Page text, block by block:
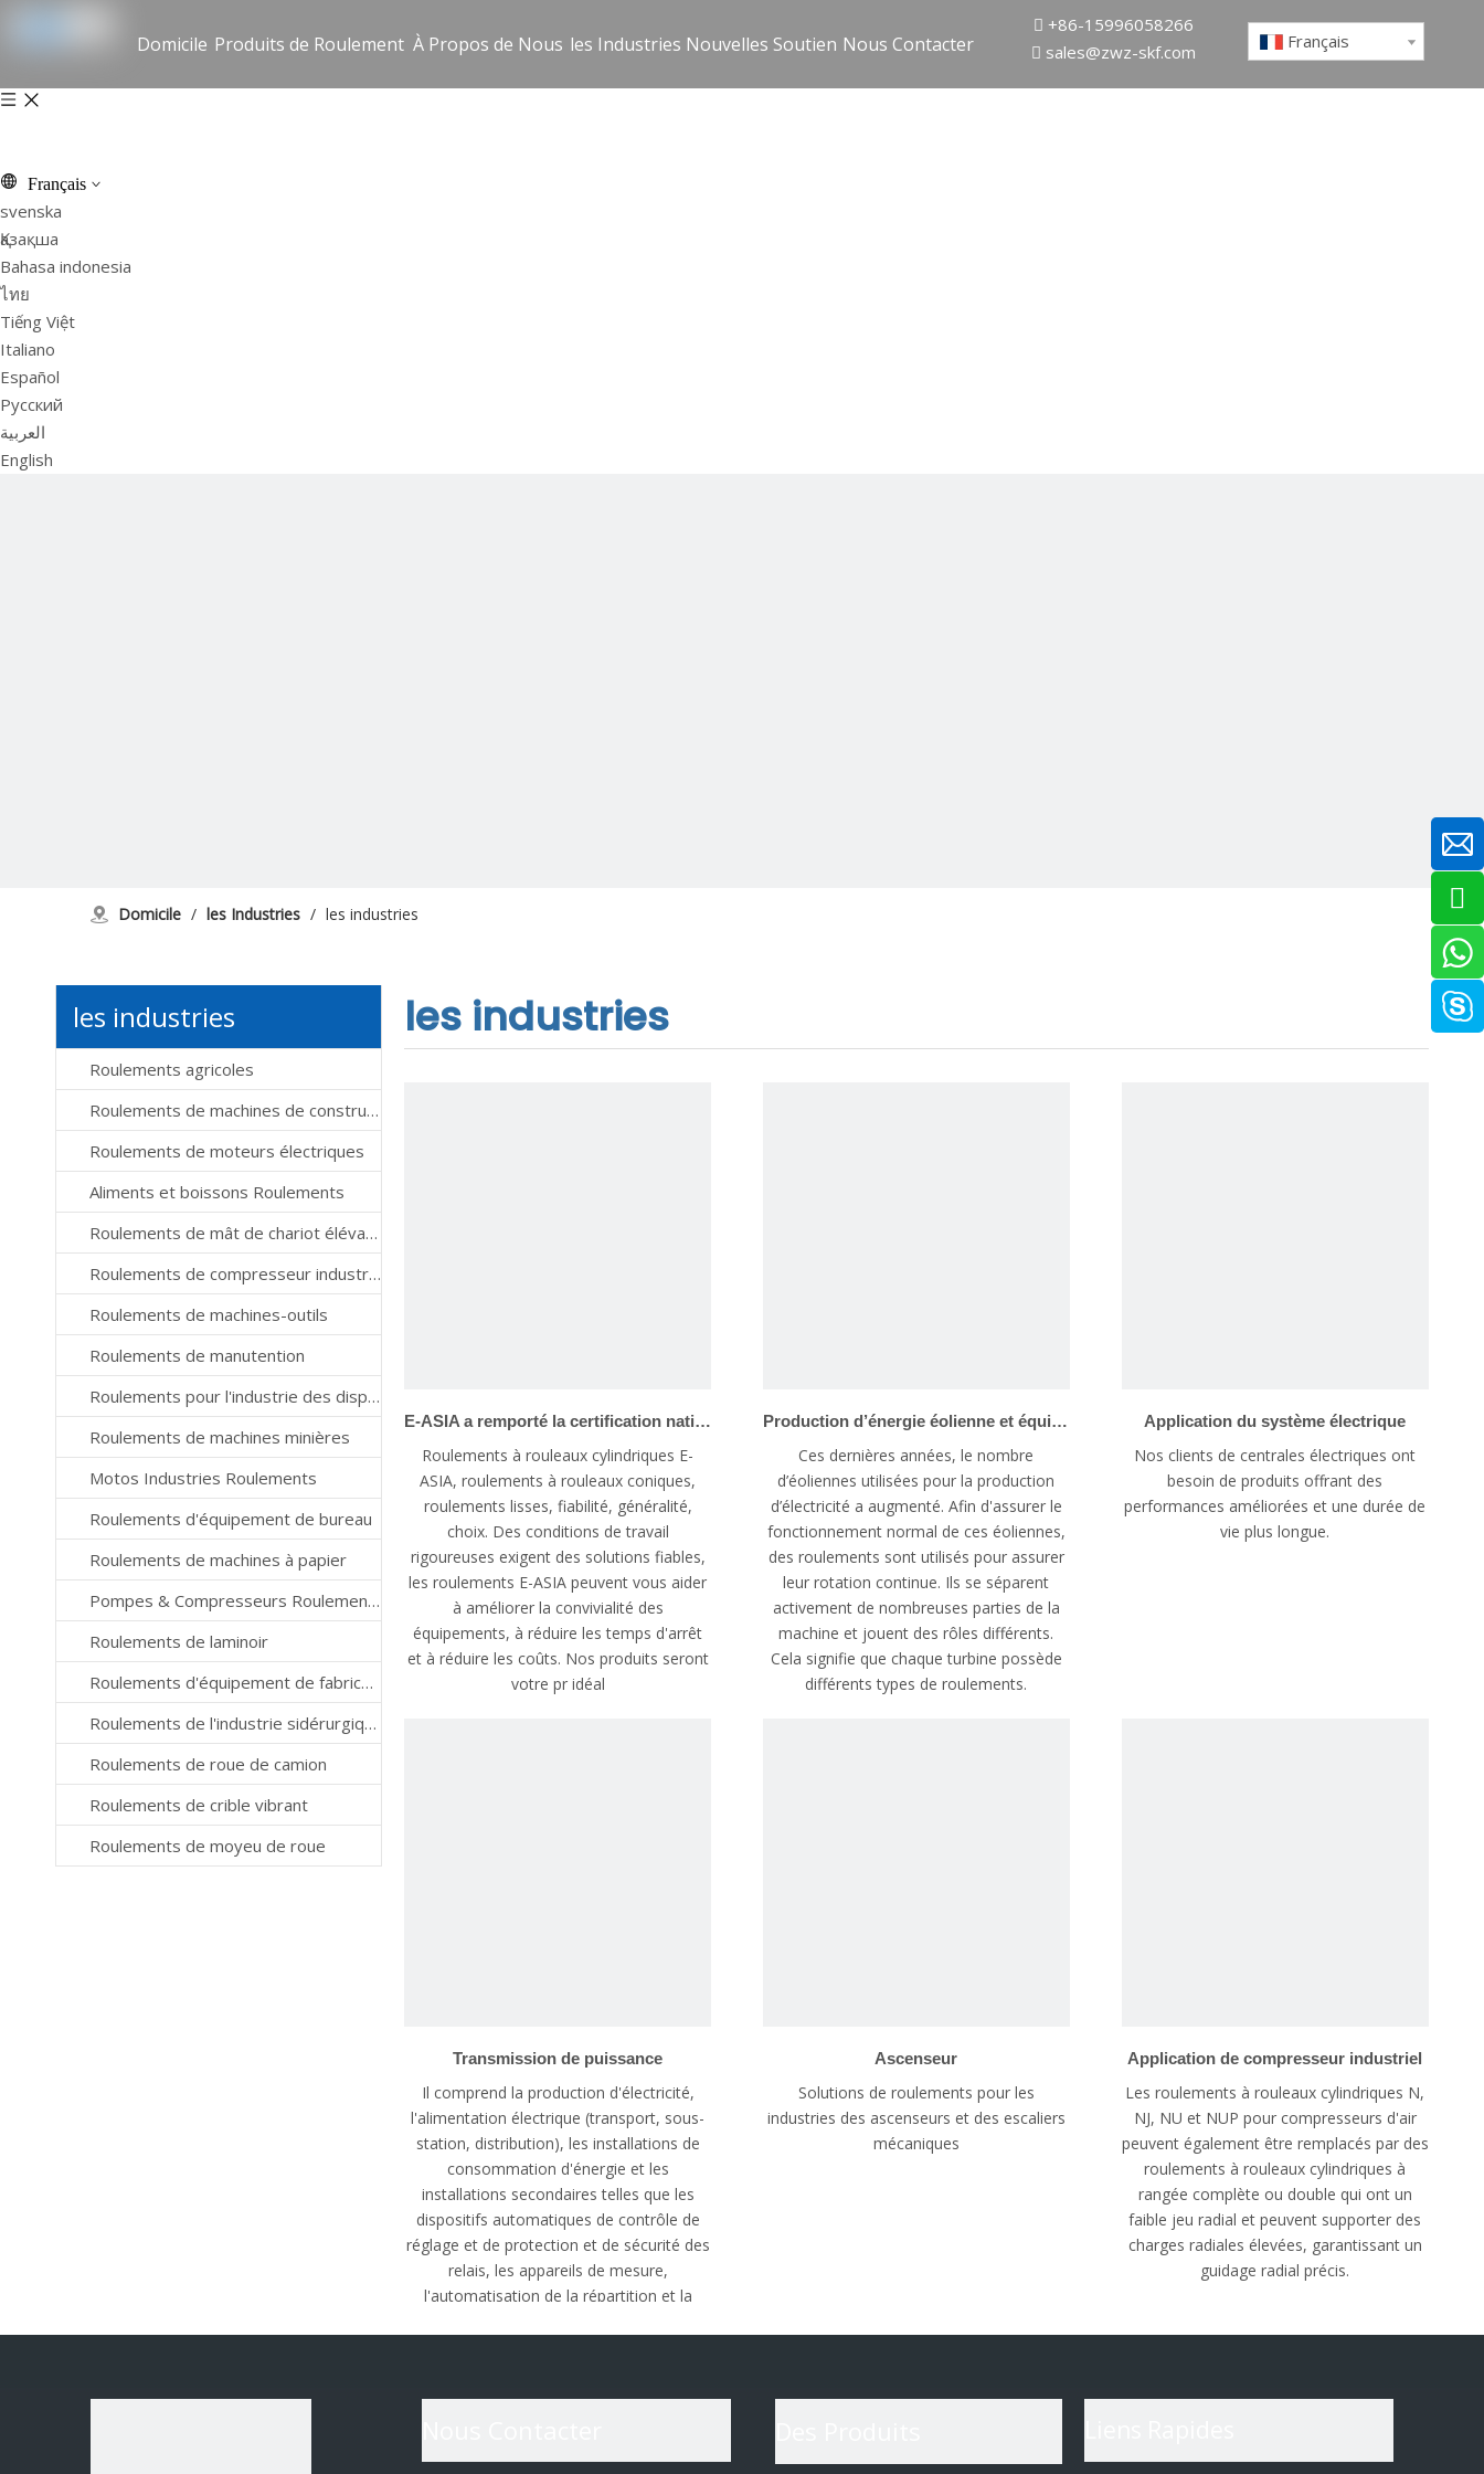
Domicile Produits de Roulement À Propos de Nous les Industries Nouvelles Soutien Nous Contacter
 +86-15996058266
 sales@zwz-skf.com Français
Français
svenska
Қазақша
Bahasa indonesia
ไทย
Tiếng Việt
Italiano
Español
Pусский
العربية
English
Domicile / les Industries / les industries
les industries
Roulements agricoles
Roulements de machines de construction
Roulements de moteurs électriques
Aliments et boissons Roulements
Roulements de mât de chariot élévateur
Roulements de compresseur industriel
Roulements de machines-outils
Roulements de manutention
Roulements pour l'industrie des dispositifs médicaux
Roulements de machines minières
Motos Industries Roulements
Roulements d'équipement de bureau
Roulements de machines à papier
Pompes & Compresseurs Roulements
Roulements de laminoir
Roulements d'équipement de fabrication de semi-conducteurs
Roulements de l'industrie sidérurgique
Roulements de roue de camion
Roulements de crible vibrant
Roulements de moyeu de roue
les industries
E-ASIA a remporté la certification nationale du brevet dans le domaine des roulements de laminoirs, rotules lisses
Roulements à rouleaux cylindriques E-
ASIA, roulements à rouleaux coniques,
roulements lisses, fiabilité, généralité,
choix. Des conditions de travail
rigoureuses exigent des solutions fiables,
les roulements E-ASIA peuvent vous aider
à améliorer la convivialité des
équipements, à réduire les temps d'arrêt
et à réduire les coûts. Nos produits seront
votre pr idéal
Production d’énergie éolienne et équipement énergétique
Ces dernières années, le nombre
d’éoliennes utilisées pour la production
d’électricité a augmenté. Afin d'assurer le
fonctionnement normal de ces éoliennes,
des roulements sont utilisés pour assurer
leur rotation continue. Ils se séparent
activement de nombreuses parties de la
machine et jouent des rôles différents.
Cela signifie que chaque turbine possède
différents types de roulements.
Application du système électrique
Nos clients de centrales électriques ont
besoin de produits offrant des
performances améliorées et une durée de
vie plus longue.
Transmission de puissance
Il comprend la production d'électricité,
l'alimentation électrique (transport, sous-
station, distribution), les installations de
consommation d'énergie et les
installations secondaires telles que les
dispositifs automatiques de contrôle de
réglage et de protection et de sécurité des
relais, les appareils de mesure,
l'automatisation de la répartition et la
Ascenseur
Solutions de roulements pour les
industries des ascenseurs et des escaliers
mécaniques
Application de compresseur industriel
Les roulements à rouleaux cylindriques N,
NJ, NU et NUP pour compresseurs d'air
peuvent également être remplacés par des
roulements à rouleaux cylindriques à
rangée complète ou double qui ont un
faible jeu radial et peuvent supporter des
charges radiales élevées, garantissant un
guidage radial précis.